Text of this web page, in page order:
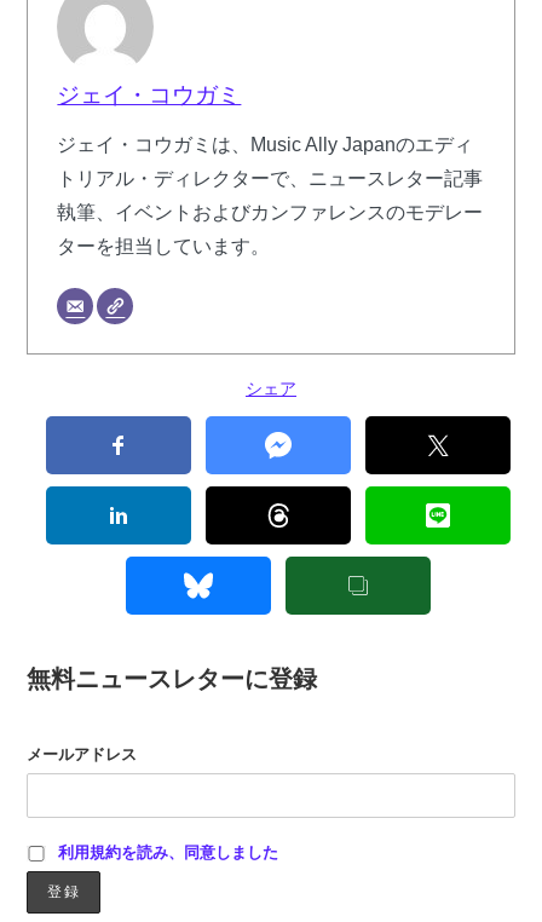
ジェイ・コウガミ
ジェイ・コウガミは、Music Ally Japanのエディ
トリアル・ディレクターで、ニュースレター記事
執筆、イベントおよびカンファレンスのモデレー
ターを担当しています。
シェア
無料ニュースレターに登録
メールアドレス
利用規約を読み、同意しました